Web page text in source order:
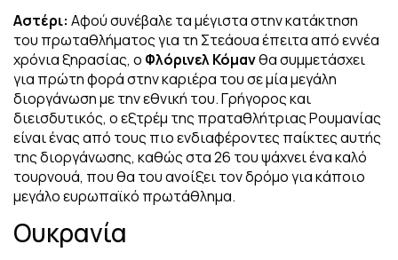
Αστέρι: Αφού συνέβαλε τα μέγιστα στην κατάκτηση
του πρωταθλήματος για τη Στεάουα έπειτα από εννέα
χρόνια ξηρασίας, ο Φλόρινελ Κόμανθα συμμετάσχει
για πρώτη φορά στην καριέρα του σε μία μεγάλη
διοργάνωση με την εθνική του. Γρήγορος και
διεισδυτικός, ο εξτρέμ της πραταθλήτριας Ρουμανίας
είναι ένας από τους πιο ενδιαφέροντες παίκτες αυτής
της διοργάνωσης, καθώς στα 26 του ψάχνει ένα καλό
τουρνουά, που θα του ανοίξει τον δρόμο για κάποιο
μεγάλο ευρωπαϊκό πρωτάθλημα.
Ουκρανία